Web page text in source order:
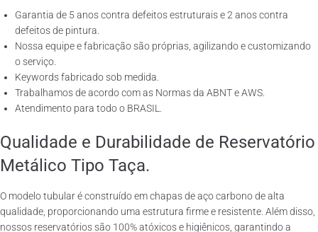
Garantia de 5 anos contra defeitos estruturais e 2 anos contra
defeitos de pintura.
Nossa equipe e fabricação são próprias, agilizando e customizando
o serviço.
Keywords fabricado sob medida.
Trabalhamos de acordo com as Normas da ABNT e AWS.
Atendimento para todo o BRASIL.
Qualidade e Durabilidade de Reservatório
Metálico Tipo Taça.
O modelo tubular é construído em chapas de aço carbono de alta
qualidade, proporcionando uma estrutura firme e resistente. Além disso,
nossos reservatórios são 100% atóxicos e higiênicos, garantindo a